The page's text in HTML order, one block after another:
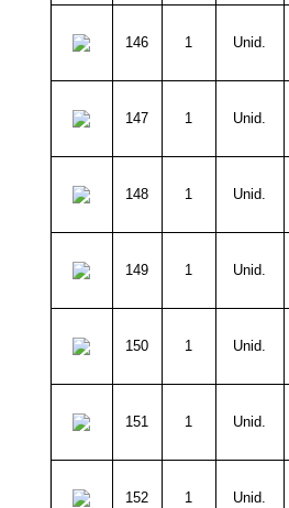
146 1 Unid.
147 1 Unid.
148 1 Unid.
149 1 Unid.
150 1 Unid.
151 1 Unid.
152 1 Unid.